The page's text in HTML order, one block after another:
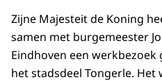
Zijne Majesteit de Koning
samen met burgemeester
Eindhoven een werkbezoek
het stadsdeel Tongerle.